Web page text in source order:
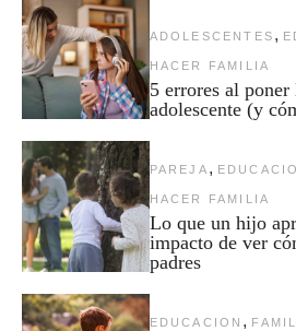
ADOLESCENTES ,
HACER FAMILIA
5 errores al
adolescente (y
PAREJA ,
HACER FAMILIA
Lo que un hijo
impacto de ver
padres
EDUCACION ,